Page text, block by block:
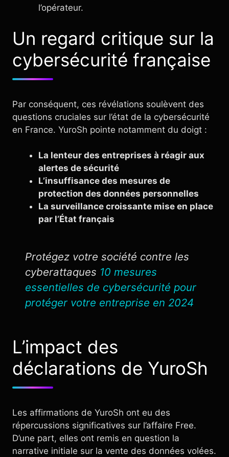
l’opérateur.
Un regard critique sur la
cybersécurité française
Par conséquent, ces révélations soulèvent des
questions cruciales sur l’état de la cybersécurité
en France. YuroSh pointe notamment du doigt :
La lenteur des entreprises à réagir aux
alertes de sécurité
L’insuffisance des mesures de
protection des données personnelles
La surveillance croissante mise en place
par l’État français
Protégez votre société contre les
cyberattaques 10 mesures
essentielles de cybersécurité pour
protéger votre entreprise en 2024
L’impact des
déclarations de YuroSh
Les affirmations de YuroSh ont eu des
répercussions significatives sur l’affaire Free.
D’une part, elles ont remis en question la
narrative initiale sur la vente des données volées.